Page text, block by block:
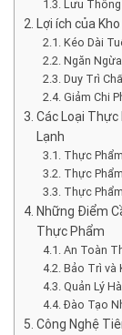
Lưu
Lợi ích của
Kéo Dài
Ngăn
Duy Trì
Giảm Chi
Các Loại
Lạnh
Thực
Thực
Thực
Những Điểm
Thực Phẩm
An Toàn
Bảo Trì và
Quản Lý
Đào Tạo
Công Nghệ